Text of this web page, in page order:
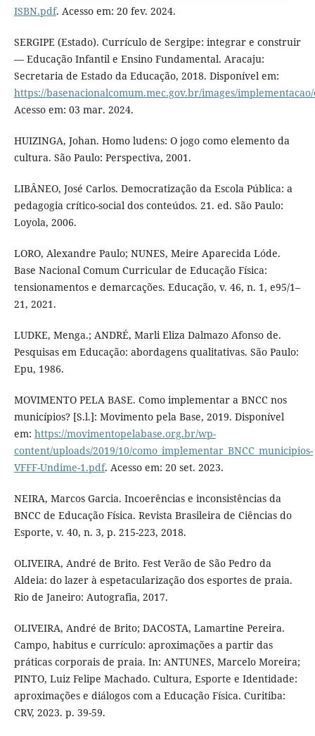
ISBN.pdf. Acesso em: 20 fev. 2024.
SERGIPE (Estado). Currículo de Sergipe: integrar e construir
— Educação Infantil e Ensino Fundamental. Aracaju:
Secretaria de Estado da Educação, 2018. Disponível em:
https://basenacionalcomum.mec.gov.br/images/
Acesso em: 03 mar. 2024.
HUIZINGA, Johan. Homo ludens: O jogo como elemento da
cultura. São Paulo: Perspectiva, 2001.
LIBÂNEO, José Carlos. Democratização da Escola Pública: a
pedagogia crítico-social dos conteúdos. 21. ed. São Paulo:
Loyola, 2006.
LORO, Alexandre Paulo; NUNES, Meire Aparecida Lóde.
Base Nacional Comum Curricular de Educação Física:
tensionamentos e demarcações. Educação, v. 46, n. 1, e95/1–
21, 2021.
LUDKE, Menga.; ANDRÉ, Marli Eliza Dalmazo Afonso de.
Pesquisas em Educação: abordagens qualitativas. São Paulo:
Epu, 1986.
MOVIMENTO PELA BASE. Como implementar a BNCC nos
municípios? [S.l.]: Movimento pela Base, 2019. Disponível
em: https://movimentopelabase.org.br/wp-
content/uploads/2019/10/como_implementar_BNCC_municipios-
VFFF-Undime-1.pdf. Acesso em: 20 set. 2023.
NEIRA, Marcos Garcia. Incoerências e inconsistências da
BNCC de Educação Física. Revista Brasileira de Ciências do
Esporte, v. 40, n. 3, p. 215-223, 2018.
OLIVEIRA, André de Brito. Fest Verão de São Pedro da
Aldeia: do lazer à espetacularização dos esportes de praia.
Rio de Janeiro: Autografia, 2017.
OLIVEIRA, André de Brito; DACOSTA, Lamartine Pereira.
Campo, habitus e currículo: aproximações a partir das
práticas corporais de praia. In: ANTUNES, Marcelo Moreira;
PINTO, Luiz Felipe Machado. Cultura, Esporte e Identidade:
aproximações e diálogos com a Educação Física. Curitiba:
CRV, 2023. p. 39-59.